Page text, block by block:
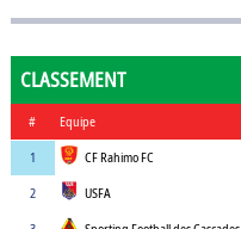
CLASSEMENT
# Equipe
1
CF Rahimo FC
2
USFA